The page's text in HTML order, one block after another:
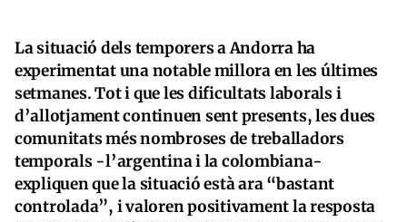
La situació dels temporers a Andorra ha
experimentat una notable millora en les últimes
setmanes. Tot i que les dificultats laborals i
d’allotjament continuen sent presents, les dues
comunitats més nombroses de treballadors
temporals -l’argentina i la colombiana-
expliquen que la situació està ara “bastant
controlada”, i valoren positivament la resposta